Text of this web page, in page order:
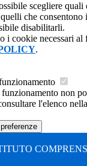
scegliere
che
disabilitarli.
i cookie necessari
.
non
l'elenco